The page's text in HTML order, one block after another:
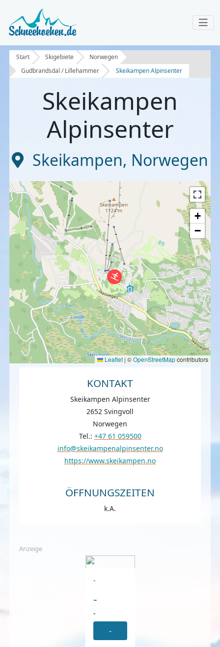
Start Skigebiete
Norwegen
Gudbrandsdal / Lillehammer
Skeikampen Alpinsenter
Skeikampen
Alpinsenter
Skeikampen, Norwegen
+
−
Leaflet | ©OpenStreetMapcontributors
KONTAKT
Skeikampen Alpinsenter
2652 Svingvoll
Norwegen
Tel.: +47 61 059500
info@skeikampenalpinsenter.no
https://www.skeikampen.no
ÖFFNUNGSZEITEN
k.A.
Anzeige
-
-
-
-